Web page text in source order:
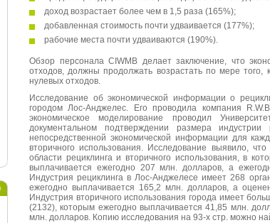
доход возрастает более чем в 1,5 раза (165%);
добавленная стоимость почти удваивается (177%);
рабочие места почти удваиваются (190%).
Обзор персонала CIWMB делает заключение, что
отходов, должны продолжать возрастать по мере того,
нулевых отходов.
Исследование об экономической информации о
городом Лос-Анджелес. Его проводила компания
экономическое моделирование проводил
документальном подтверждении размера
непосредственной экономической информации для
вторичного использования. Исследование выявило,
области рециклинга и вторичного использования, в
выплачивается ежегодно 207 млн. долларов, а
Индустрия рециклинга в Лос-Анджелесе имеет 268
ежегодно выплачивается 165,2 млн. долларов, а
Индустрия вторичного использования города имеет
(2132), которым ежегодно выплачивается 41,85 млн.
млн. долларов. Копию исследования на 93-х стр. можно